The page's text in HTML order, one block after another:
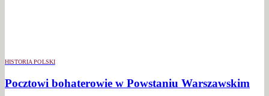
HISTORIA POLSKI
Pocztowi bohaterowie w Powstaniu Warszawskim